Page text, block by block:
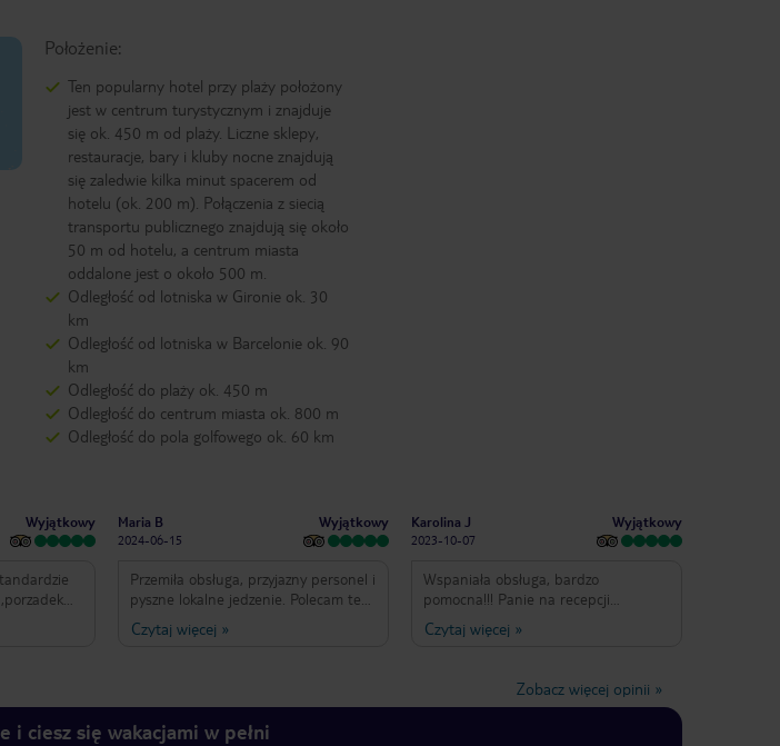
Położenie:
Ten popularny hotel przy plaży położony
jest w centrum turystycznym i znajduje
się ok. 450 m od plaży. Liczne sklepy,
restauracje, bary i kluby nocne znajdują
się zaledwie kilka minut spacerem od
hotelu (ok. 200 m). Połączenia z siecią
transportu publicznego znajdują się około
50 m od hotelu, a centrum miasta
oddalone jest o około 500 m.
Odległość od lotniska w Gironie ok. 30
km
Odległość od lotniska w Barcelonie ok. 90
km
Odległość do plaży ok. 450 m
Odległość do centrum miasta ok. 800 m
Odległość do pola golfowego ok. 60 km
Wyjątkowy
Maria B
2024-06-15
Wyjątkowy
Przemiła obsługa, przyjazny personel i
pyszne lokalne jedzenie. Polecam ten
hotel. Codzienne sprzątanie i
wymiana ręczników. Basen, bar,
Czytaj więcej »
Karolina J
2023-10-07
Wyjątkowy
Wspaniała obsługa, bardzo
pomocna!!! Panie na recepcji
"rewelacja ". Polecam wszystkim!!!!
Bardzo dobre śniadania, weseli ludzie
walacje w październiku ;) zapraszamy
i cieszcie się słońcem
Czytaj więcej »
Zobacz więcej opinii »
i ciesz się wakacjami w pełni